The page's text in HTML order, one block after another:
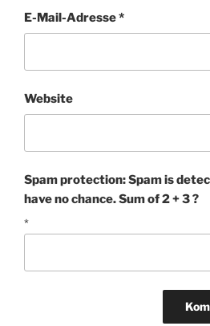
E-Mail-Adresse*
Website
Spam protection: Spam is
have no chance. Sum of 2 + 3 ?
*